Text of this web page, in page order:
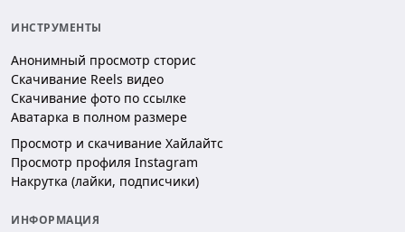
ИНСТРУМЕНТЫ
Анонимный просмотр сторис
Скачивание Reels видео
Скачивание фото по ссылке
Аватарка в полном размере
Просмотр и скачивание Хайлайтс
Просмотр профиля Instagram
Накрутка (лайки, подписчики)
ИНФОРМАЦИЯ